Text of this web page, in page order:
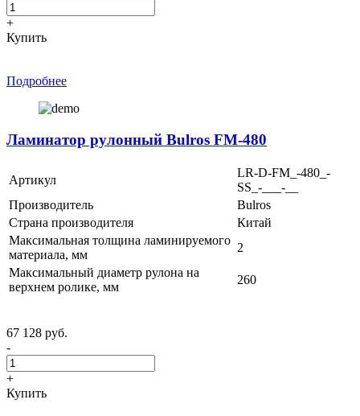
+
Купить
Подробнее
Ламинатор рулонный Bulros FM-480
Артикул
LR-D-FM_-480_-
SS_-___-__
Производитель
Bulros
Страна производителя
Китай
Максимальная толщина ламинируемого
материала, мм
2
Максимальный диаметр рулона на
верхнем ролике, мм
260
67 128 руб.
-
+
Купить